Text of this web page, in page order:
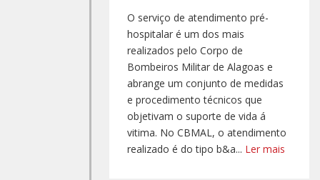
O serviço de atendimento pré-
hospitalar é um dos mais
realizados pelo Corpo de
Bombeiros Militar de Alagoas e
abrange um conjunto de medidas
e procedimento técnicos que
objetivam o suporte de vida á
vitima. No CBMAL, o atendimento
realizado é do tipo b&a... Ler mais